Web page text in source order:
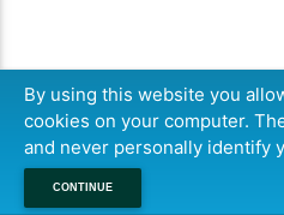
By using this website you
cookies on your computer.
and never personally identify
CONTINUE